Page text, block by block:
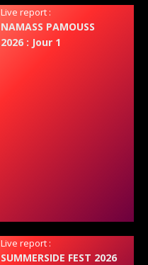
Live report :
NAMASS PAMOUSS
2026 : Jour 1
Live report :
SUMMERSIDE FEST 2026